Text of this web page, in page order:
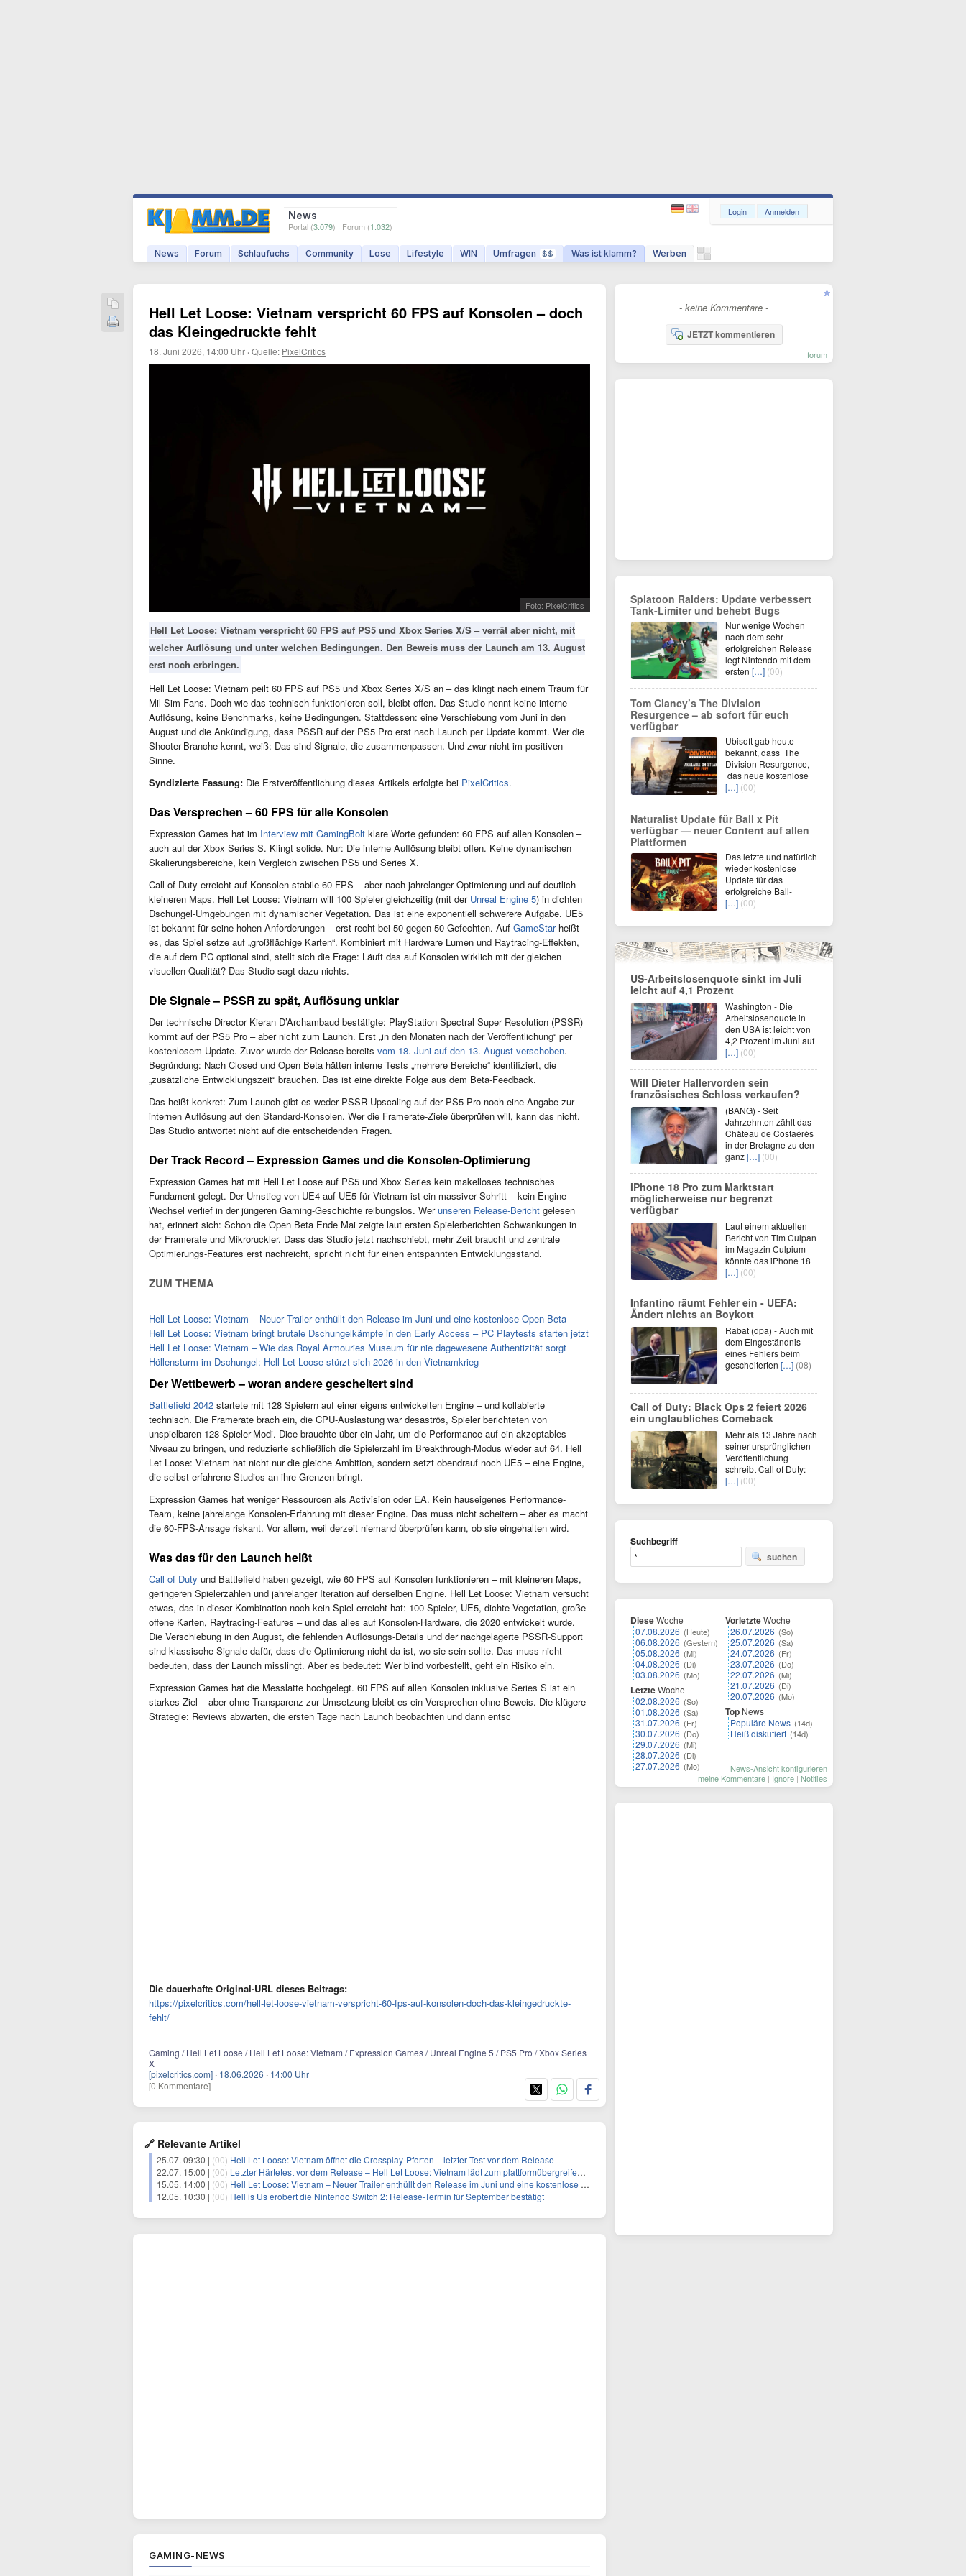
News
Portal (3.079) · Forum (1.032)
News Forum Schlaufuchs Community Lose Lifestyle WIN Umfragen $$ Was ist klamm? Werben
Login Anmelden
Hell Let Loose: Vietnam verspricht 60 FPS auf Konsolen – doch
das Kleingedruckte fehlt
18. Juni 2026, 14:00 Uhr ·Quelle: PixelCritics
Foto: PixelCritics
Hell Let Loose: Vietnam verspricht 60 FPS auf PS5 und Xbox Series X/S – verrät aber nicht, mit
welcher Auflösung und unter welchen Bedingungen. Den Beweis muss der Launch am 13. August
erst noch erbringen.
Hell Let Loose: Vietnam peilt 60 FPS auf PS5 und Xbox Series X/S an – das klingt nach einem Traum für
Mil-Sim-Fans. Doch wie das technisch funktionieren soll, bleibt offen. Das Studio nennt keine interne
Auflösung, keine Benchmarks, keine Bedingungen. Stattdessen: eine Verschiebung vom Juni in den
August und die Ankündigung, dass PSSR auf der PS5 Pro erst nach Launch per Update kommt. Wer die
Shooter-Branche kennt, weiß: Das sind Signale, die zusammenpassen. Und zwar nicht im positiven
Sinne.
Syndizierte Fassung: Die Erstveröffentlichung dieses Artikels erfolgte bei PixelCritics.
Das Versprechen – 60 FPS für alle Konsolen
Expression Games hat im Interview mit GamingBolt klare Worte gefunden: 60 FPS auf allen Konsolen –
auch auf der Xbox Series S. Klingt solide. Nur: Die interne Auflösung bleibt offen. Keine dynamischen
Skalierungsbereiche, kein Vergleich zwischen PS5 und Series X.
Call of Duty erreicht auf Konsolen stabile 60 FPS – aber nach jahrelanger Optimierung und auf deutlich
kleineren Maps. Hell Let Loose: Vietnam will 100 Spieler gleichzeitig (mit der Unreal Engine 5) in dichten
Dschungel-Umgebungen mit dynamischer Vegetation. Das ist eine exponentiell schwerere Aufgabe. UE5
ist bekannt für seine hohen Anforderungen – erst recht bei 50-gegen-50-Gefechten. Auf GameStarheißt
es, das Spiel setze auf „großflächige Karten“. Kombiniert mit Hardware Lumen und Raytracing-Effekten,
die auf dem PC optional sind, stellt sich die Frage: Läuft das auf Konsolen wirklich mit der gleichen
visuellen Qualität? Das Studio sagt dazu nichts.
Die Signale – PSSR zu spät, Auflösung unklar
Der technische Director Kieran D’Archambaud bestätigte: PlayStation Spectral Super Resolution (PSSR)
kommt auf der PS5 Pro – aber nicht zum Launch. Erst „in den Monaten nach der Veröffentlichung“ per
kostenlosem Update. Zuvor wurde der Release bereits vom 18. Juni auf den 13. August verschoben.
Begründung: Nach Closed und Open Beta hätten interne Tests „mehrere Bereiche“ identifiziert, die
„zusätzliche Entwicklungszeit“ brauchen. Das ist eine direkte Folge aus dem Beta-Feedback.
Das heißt konkret: Zum Launch gibt es weder PSSR-Upscaling auf der PS5 Pro noch eine Angabe zur
internen Auflösung auf den Standard-Konsolen. Wer die Framerate-Ziele überprüfen will, kann das nicht.
Das Studio antwortet nicht auf die entscheidenden Fragen.
Der Track Record – Expression Games und die Konsolen-Optimierung
Expression Games hat mit Hell Let Loose auf PS5 und Xbox Series kein makelloses technisches
Fundament gelegt. Der Umstieg von UE4 auf UE5 für Vietnam ist ein massiver Schritt – kein Engine-
Wechsel verlief in der jüngeren Gaming-Geschichte reibungslos. Werunseren Release-Bericht gelesen
hat, erinnert sich: Schon die Open Beta Ende Mai zeigte laut ersten Spielerberichten Schwankungen in
der Framerate und Mikroruckler. Dass das Studio jetzt nachschiebt, mehr Zeit braucht und zentrale
Optimierungs-Features erst nachreicht, spricht nicht für einen entspannten Entwicklungsstand.
ZUM THEMA
Hell Let Loose: Vietnam – Neuer Trailer enthüllt den Release im Juni und eine kostenlose Open Beta
Hell Let Loose: Vietnam bringt brutale Dschungelkämpfe in den Early Access – PC Playtests starten jetzt
Hell Let Loose: Vietnam – Wie das Royal Armouries Museum für nie dagewesene Authentizität sorgt
Höllensturm im Dschungel: Hell Let Loose stürzt sich 2026 in den Vietnamkrieg
Der Wettbewerb – woran andere gescheitert sind
Battlefield 2042 startete mit 128 Spielern auf einer eigens entwickelten Engine – und kollabierte
technisch. Die Framerate brach ein, die CPU-Auslastung war desaströs, Spieler berichteten von
unspielbaren 128-Spieler-Modi. Dice brauchte über ein Jahr, um die Performance auf ein akzeptables
Niveau zu bringen, und reduzierte schließlich die Spielerzahl im Breakthrough-Modus wieder auf 64. Hell
Let Loose: Vietnam hat nicht nur die gleiche Ambition, sondern setzt obendrauf noch UE5 – eine Engine,
die selbst erfahrene Studios an ihre Grenzen bringt.
Expression Games hat weniger Ressourcen als Activision oder EA. Kein hauseigenes Performance-
Team, keine jahrelange Konsolen-Erfahrung mit dieser Engine. Das muss nicht scheitern – aber es macht
die 60-FPS-Ansage riskant. Vor allem, weil derzeit niemand überprüfen kann, ob sie eingehalten wird.
Was das für den Launch heißt
Call of Duty und Battlefield haben gezeigt, wie 60 FPS auf Konsolen funktionieren – mit kleineren Maps,
geringeren Spielerzahlen und jahrelanger Iteration auf derselben Engine. Hell Let Loose: Vietnam versucht
etwas, das in dieser Kombination noch kein Spiel erreicht hat: 100 Spieler, UE5, dichte Vegetation, große
offene Karten, Raytracing-Features – und das alles auf Konsolen-Hardware, die 2020 entwickelt wurde.
Die Verschiebung in den August, die fehlenden Auflösungs-Details und der nachgelagerte PSSR-Support
sind klassische Signale dafür, dass die Optimierung nicht da ist, wo sie sein sollte. Das muss nicht
bedeuten, dass der Launch misslingt. Aber es bedeutet: Wer blind vorbestellt, geht ein Risiko ein.
Expression Games hat die Messlatte hochgelegt. 60 FPS auf allen Konsolen inklusive Series S ist ein
starkes Ziel – aber ohne Transparenz zur Umsetzung bleibt es ein Versprechen ohne Beweis. Die klügere
Strategie: Reviews abwarten, die ersten Tage nach Launch beobachten und dann entsc
Die dauerhafte Original-URL dieses Beitrags:
https://pixelcritics.com/hell-let-loose-vietnam-verspricht-60-fps-auf-konsolen-doch-das-kleingedruckte-
fehlt/
Gaming / Hell Let Loose / Hell Let Loose: Vietnam / Expression Games / Unreal Engine 5 / PS5 Pro / Xbox Series
X
[pixelcritics.com] · 18.06.2026 · 14:00 Uhr
[0 Kommentare]
🔗 Relevante Artikel
25.07. 09:30 | (00) Hell Let Loose: Vietnam öffnet die Crossplay-Pforten – letzter Test vor dem Release
22.07. 15:00 | (00) Letzter Härtetest vor dem Release – Hell Let Loose: Vietnam lädt zum plattformübergreifenden Playtest
15.05. 14:00 | (00) Hell Let Loose: Vietnam – Neuer Trailer enthüllt den Release im Juni und eine kostenlose Open Beta
12.05. 10:30 | (00) Hell is Us erobert die Nintendo Switch 2: Release-Termin für September bestätigt
GAMING-NEWS
- keine Kommentare -
JETZT kommentieren
forum
Splatoon Raiders: Update verbessert
Tank-Limiter und behebt Bugs
Nur wenige Wochen
nach dem sehr
erfolgreichen Release
legt Nintendo mit dem
ersten […] (00)
Tom Clancy’s The Division
Resurgence – ab sofort für euch
verfügbar
Ubisoft gab heute
bekannt, dass The
Division Resurgence,
das neue kostenlose
[…] (00)
Naturalist Update für Ball x Pit
verfügbar — neuer Content auf allen
Plattformen
Das letzte und natürlich
wieder kostenlose
Update für das
erfolgreiche Ball-
[…] (00)
US-Arbeitslosenquote sinkt im Juli
leicht auf 4,1 Prozent
Washington - Die
Arbeitslosenquote in
den USA ist leicht von
4,2 Prozent im Juni auf
[…] (00)
Will Dieter Hallervorden sein
französisches Schloss verkaufen?
(BANG) - Seit
Jahrzehnten zählt das
Château de Costaérès
in der Bretagne zu den
ganz[…] (00)
iPhone 18 Pro zum Marktstart
möglicherweise nur begrenzt
verfügbar
Laut einem aktuellen
Bericht von Tim Culpan
im Magazin Culpium
könnte das iPhone 18
[…] (00)
Infantino räumt Fehler ein - UEFA:
Ändert nichts an Boykott
Rabat (dpa) - Auch mit
dem Eingeständnis
eines Fehlers beim
gescheiterten […] (08)
Call of Duty: Black Ops 2 feiert 2026
ein unglaubliches Comeback
Mehr als 13 Jahre nach
seiner ursprünglichen
Veröffentlichung
schreibt Call of Duty:
[…] (00)
Suchbegriff
suchen
DieseWoche
07.08.2026 (Heute)
06.08.2026 (Gestern)
05.08.2026 (Mi)
04.08.2026 (Di)
03.08.2026 (Mo)
LetzteWoche
02.08.2026 (So)
01.08.2026 (Sa)
31.07.2026 (Fr)
30.07.2026 (Do)
29.07.2026 (Mi)
28.07.2026 (Di)
27.07.2026 (Mo)
VorletzteWoche
26.07.2026 (So)
25.07.2026 (Sa)
24.07.2026 (Fr)
23.07.2026 (Do)
22.07.2026 (Mi)
21.07.2026 (Di)
20.07.2026 (Mo)
Top News
Populäre News (14d)
Heiß diskutiert (14d)
News-Ansicht konfigurieren
meine Kommentare | Ignore | Notifies